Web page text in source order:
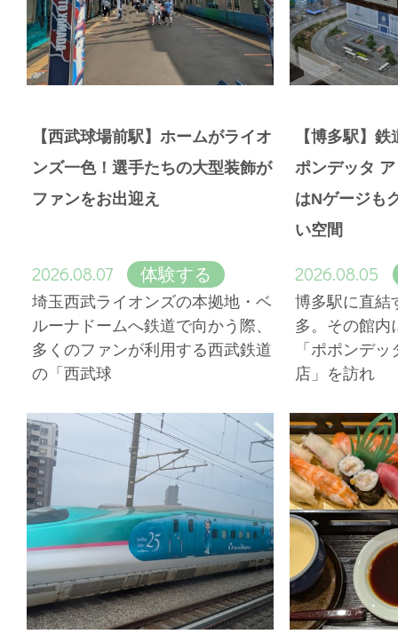
【西武球場前駅】ホームがライオ
ンズ一色！選手たちの大型装飾が
ファンをお出迎え
2026.08.07 体験する
埼玉西武ライオンズの本拠地・ベ
ルーナドームへ鉄道で向かう際、
多くのファンが利用する西武鉄道
の「西武球
【博多駅】
ポンデッタ
はNゲージも
い空間
2026.08.05
博多駅に直結
多。その館内
「ポポンデ
店」を訪れ